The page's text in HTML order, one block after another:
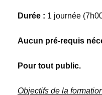
Durée : 1 journée
Aucun pré-requis
Pour tout public.
Objectifs de la